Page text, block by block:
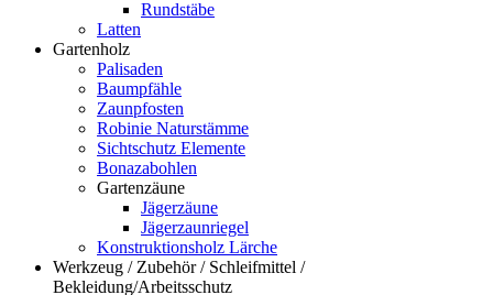
Rundstäbe
Latten
Gartenholz
Palisaden
Baumpfähle
Zaunpfosten
Robinie Naturstämme
Sichtschutz Elemente
Bonazabohlen
Gartenzäune
Jägerzäune
Jägerzaunriegel
Konstruktionsholz Lärche
Werkzeug / Zubehör / Schleifmittel /
Bekleidung/Arbeitsschutz